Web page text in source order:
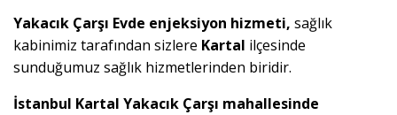
Yakacık Çarşı Evde enjeksiyon hizmeti, sağlık
kabinimiz tarafından sizlere Kartal ilçesinde
sunduğumuz sağlık hizmetlerinden biridir.
İstanbul Kartal Yakacık Çarşı mahallesinde